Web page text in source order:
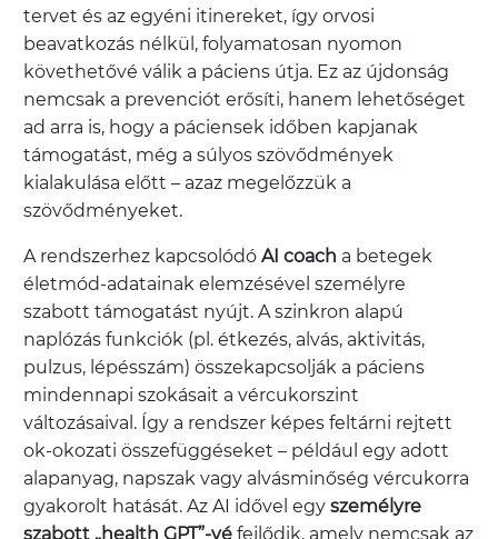
tervet és az egyéni itinereket, így orvosi
beavatkozás nélkül, folyamatosan nyomon
követhetővé válik a páciens útja. Ez az újdonság
nemcsak a prevenciót erősíti, hanem lehetőséget
ad arra is, hogy a páciensek időben kapjanak
támogatást, még a súlyos szövődmények
kialakulása előtt – azaz megelőzzük a
szövődményeket.
A rendszerhez kapcsolódó AI coach a betegek
életmód-adatainak elemzésével személyre
szabott támogatást nyújt. A szinkron alapú
naplózás funkciók (pl. étkezés, alvás, aktivitás,
pulzus, lépésszám) összekapcsolják a páciens
mindennapi szokásait a vércukorszint
változásaival. Így a rendszer képes feltárni rejtett
ok-okozati összefüggéseket – például egy adott
alapanyag, napszak vagy alvásminőség vércukorra
gyakorolt hatását. Az AI idővel egy személyre
szabott „health GPT”-véfejlődik, amely nemcsak az